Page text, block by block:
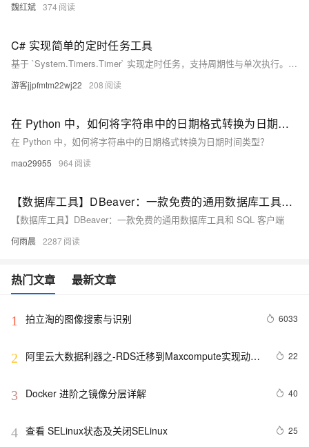
魏红斌 374
C# 实现简单的定时任务工具
基于 `System.Timers.Timer` 实现定时任务，支持周期性与单次执行。通过封装 Timer 类，提供启动、停止功能，并包含异常处理，确保任务稳定运行，适用于后台定时操作场景。
游客jjpfmtm22wj22 208
在 Python 中，如何将字符串中的日期格式转换为日期时间类型？
在 Python 中，如何将字符串中的日期格式转换为日期时间类型？
mao29955 964
【数据库工具】DBeaver：一款免费的通用数据库工具和 SQL 客户端
【数据库工具】DBeaver：一款免费的通用数据库工具和 SQL 客户端
何雨晨 2287
热门文章 最新文章
1 拍立淘的图像搜索与识别 6033
2
阿里云大数据利器之-RDS迁移到Maxcompute实现动态
22
3 Docker 进阶之镜像分层详解 40
4 查看 SELinux状态及关闭SELinux 25